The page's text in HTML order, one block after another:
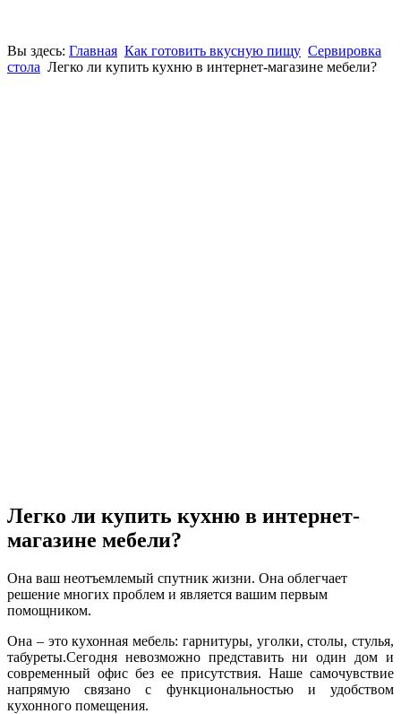
Вы здесь: Главная Как готовить вкусную пищу Сервировка
стола Легко ли купить кухню в интернет-магазине мебели?
Легко ли купить кухню в интернет-
магазине мебели?
Она ваш неотъемлемый спутник жизни. Она облегчает
решение многих проблем и является вашим первым
помощником.
Она – это кухонная мебель: гарнитуры, уголки, столы, стулья,
табуреты.Сегодня невозможно представить ни один дом и
современный офис без ее присутствия. Наше самочувствие
напрямую связано с функциональностью и удобством
кухонного помещения.